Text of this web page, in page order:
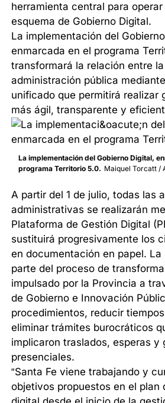
herramienta central para
esquema de Gobierno Digital.
La implementación del
enmarcada en el programa
transformará la relación entre
administración pública
unificado que permitirá realizar
más ágil, transparente y
La implementación del Gobierno Digital,
programa Territorio 5.0. Maiquel Torcatt /
A partir del 1 de julio, todas las
administrativas se realizarán
Plataforma de Gestión Digital
sustituirá progresivamente los
en documentación en papel. La
parte del proceso de
impulsado por la Provincia a
de Gobierno e Innovación
procedimientos, reducir
eliminar trámites burocráticos
implicaron traslados, esperas y
presenciales.
“Santa Fe viene trabajando y
objetivos propuestos en el plan